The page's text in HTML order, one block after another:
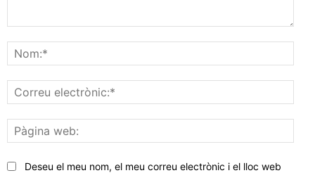
web:
Deseu el meu nom, el meu correu electrònic i el lloc web